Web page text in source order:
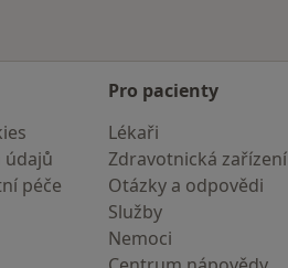
údajů
péče
Pro pacienty
Lékaři
Zdravotnická zařízení
Otázky a odpovědi
Služby
Nemoci